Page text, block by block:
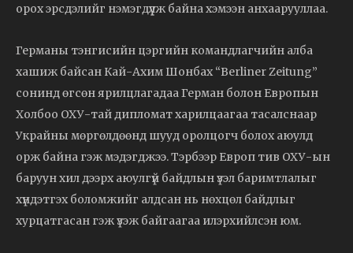
орох эрсдэлийг нэмэгдүүлж байна хэмээн анхаарууллаа.
Германы тэнгисийн цэргийн командлагчийн алба
хашиж байсан Кай-Ахим Шонбах “Berliner Zeitung”
сонинд өгсөн ярилцлагадаа Герман болон Европын
Холбоо ОХУ-тай дипломат харилцаагаа тасалснаар
Украйны мөргөлдөөнд шууд оролцогч болох аюулд
орж байна гэж мэдэгджээ. Тэрбээр Европ тив ОХУ-ын
баруун хил дээрх аюулгүй байдлын үзэл баримтлалыг
хүндэтгэх боломжийг алдсан нь нөхцөл байдлыг
хурцатгасан гэж үзэж байгаагаа илэрхийлсэн юм.